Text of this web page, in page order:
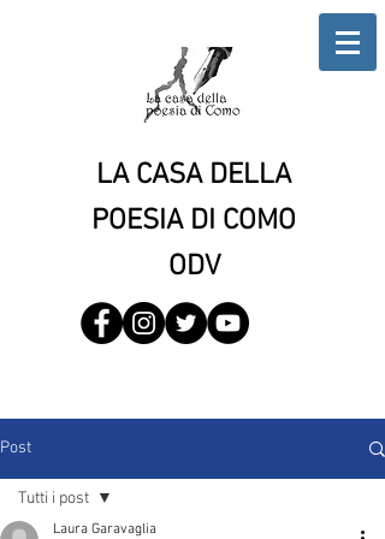
LA CASA DELLA
POESIA DI COMO
ODV
Post
Tutti i post
Laura Garavaglia